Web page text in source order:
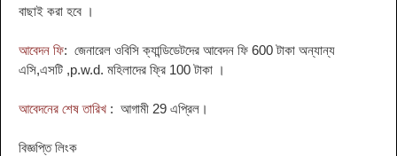
বাছাই করা হবে ।
আবেদন ফি: জেনারেল ওবিসি ক্যান্ডিডেটদের আবেদন ফি 600 টাকা অন্যান্য
এসি,এসটি ,p.w.d. মহিলাদের ফ্রি 100 টাকা ।
আবেদনের শেষ তারিখ : আগামী 29 এপ্রিল ।
বিজ্ঞপ্তি লিংক